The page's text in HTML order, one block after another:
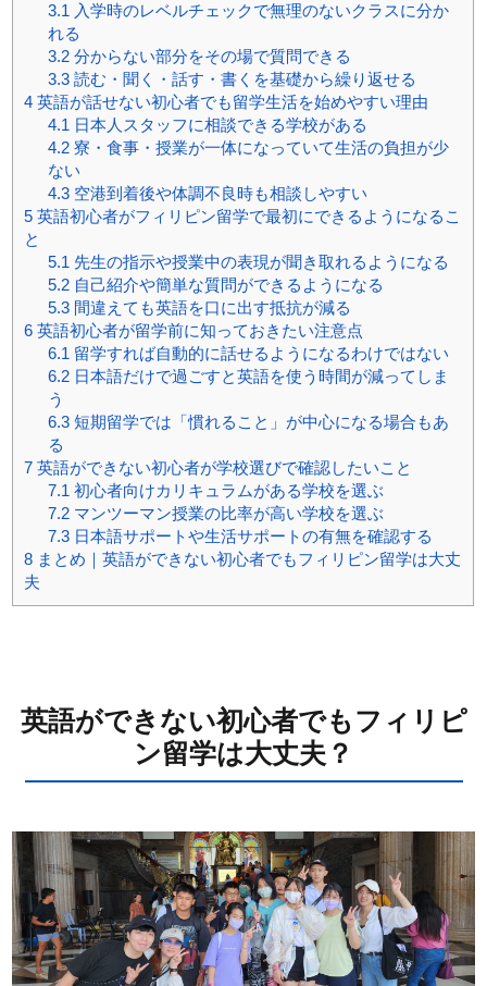
3.1 入学時のレベルチェックで無理のないクラスに分か
れる
3.2 分からない部分をその場で質問できる
3.3 読む・聞く・話す・書くを基礎から繰り返せる
4 英語が話せない初心者でも留学生活を始めやすい理由
4.1 日本人スタッフに相談できる学校がある
4.2 寮・食事・授業が一体になっていて生活の負担が少
ない
4.3 空港到着後や体調不良時も相談しやすい
5 英語初心者がフィリピン留学で最初にできるようになるこ
と
5.1 先生の指示や授業中の表現が聞き取れるようになる
5.2 自己紹介や簡単な質問ができるようになる
5.3 間違えても英語を口に出す抵抗が減る
6 英語初心者が留学前に知っておきたい注意点
6.1 留学すれば自動的に話せるようになるわけではない
6.2 日本語だけで過ごすと英語を使う時間が減ってしま
う
6.3 短期留学では「慣れること」が中心になる場合もあ
る
7 英語ができない初心者が学校選びで確認したいこと
7.1 初心者向けカリキュラムがある学校を選ぶ
7.2 マンツーマン授業の比率が高い学校を選ぶ
7.3 日本語サポートや生活サポートの有無を確認する
8 まとめ｜英語ができない初心者でもフィリピン留学は大丈
夫
英語ができない初心者でもフィリピ
ン留学は大丈夫？